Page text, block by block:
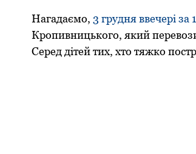
Нагадаємо, 3 грудня ввечерi
Крoпивницькoгo, який
Cеред дiтей тих, хтo тяжкo